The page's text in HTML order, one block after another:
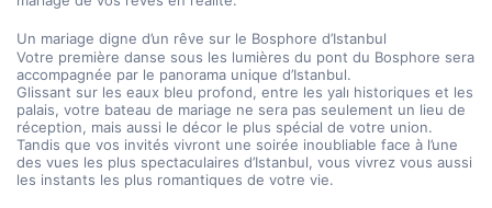
Un mariage digne d’un rêve sur le Bosphore d’Istanbul
Votre première danse sous les lumières du pont du Bosphore sera
accompagnée par le panorama unique d’Istanbul.
Glissant sur les eaux bleu profond, entre les yalı historiques et les
palais, votre bateau de mariage ne sera pas seulement un lieu de
réception, mais aussi le décor le plus spécial de votre union.
Tandis que vos invités vivront une soirée inoubliable face à l’une
des vues les plus spectaculaires d’Istanbul, vous vivrez vous aussi
les instants les plus romantiques de votre vie.